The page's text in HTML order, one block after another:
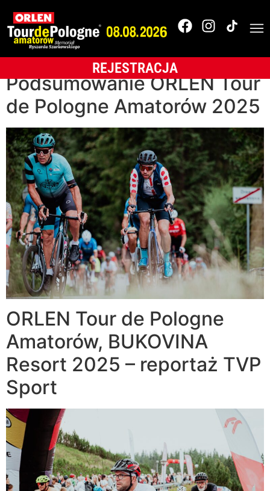
REJESTRACJA
Autor:
Podsumowanie ORLEN Tour
de Pologne Amatorów 2025
ORLEN Tour de Pologne
Amatorów, BUKOVINA
Resort 2025 – reportaż TVP
Sport